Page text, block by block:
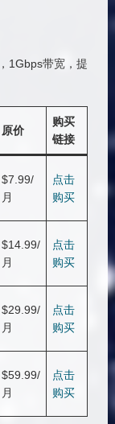
1Gbps带宽，提
原价
购买
链接
$7.99/
月
点击
购买
$14.99/
月
点击
购买
$29.99/
月
点击
购买
$59.99/
月
点击
购买